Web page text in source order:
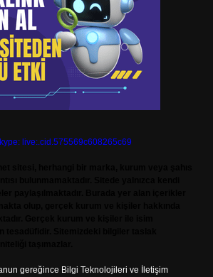
live:.cid.575569c608265c69
gereğince Bilgi Teknolojileri ve İletişim